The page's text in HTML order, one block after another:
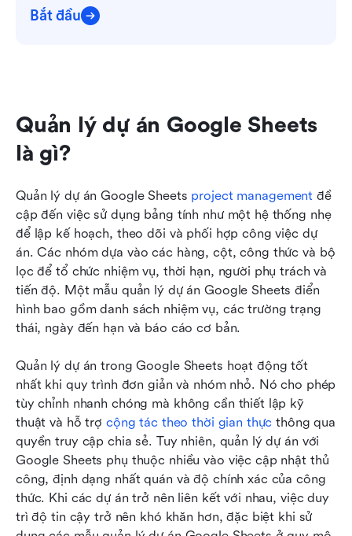
Bắt đầu
Quản lý dự án Google Sheets
là gì?
Quản lý dự án Google Sheets project management đề
cập đến việc sử dụng bảng tính như một hệ thống nhẹ
để lập kế hoạch, theo dõi và phối hợp công việc dự
án. Các nhóm dựa vào các hàng, cột, công thức và bộ
lọc để tổ chức nhiệm vụ, thời hạn, người phụ trách và
tiến độ. Một mẫu quản lý dự án Google Sheets điển
hình bao gồm danh sách nhiệm vụ, các trường trạng
thái, ngày đến hạn và báo cáo cơ bản.
Quản lý dự án trong Google Sheets hoạt động tốt
nhất khi quy trình đơn giản và nhóm nhỏ. Nó cho phép
tùy chỉnh nhanh chóng mà không cần thiết lập kỹ
thuật và hỗ trợ cộng tác theo thời gian thực thông qua
quyền truy cập chia sẻ. Tuy nhiên, quản lý dự án với
Google Sheets phụ thuộc nhiều vào việc cập nhật thủ
công, định dạng nhất quán và độ chính xác của công
thức. Khi các dự án trở nên liên kết với nhau, việc duy
trì độ tin cậy trở nên khó khăn hơn, đặc biệt khi sử
Kết luận